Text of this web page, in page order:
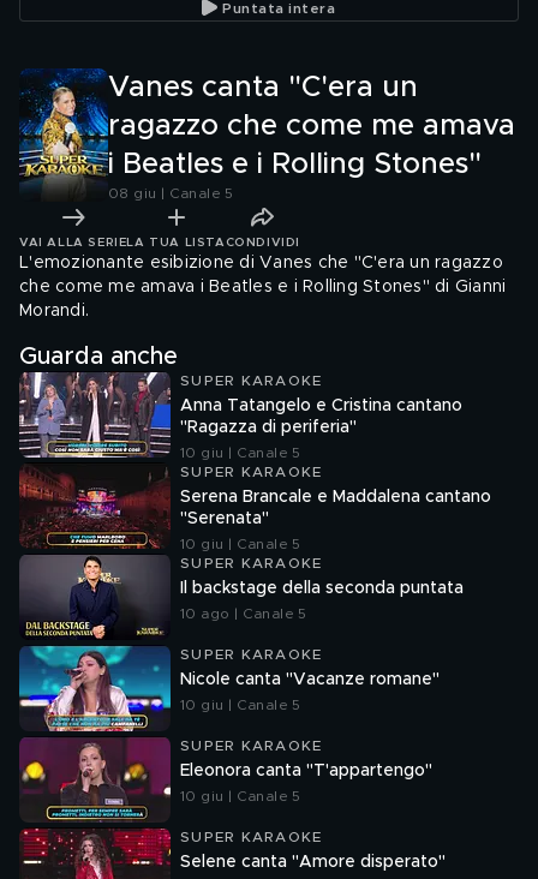
Puntata intera
Vanes canta "C'era un
ragazzo che come me amava
i Beatles e i Rolling Stones"
08 giu | Canale 5
VAI ALLA SERIE LA TUA LISTA CONDIVIDI
L'emozionante esibizione di Vanes che "C'era un ragazzo
che come me amava i Beatles e i Rolling Stones" di Gianni
Morandi.
Guarda anche
SUPER KARAOKE
Anna Tatangelo e Cristina cantano
"Ragazza di periferia"
10 giu | Canale 5
SUPER KARAOKE
Serena Brancale e Maddalena cantano
"Serenata"
10 giu | Canale 5
SUPER KARAOKE
Il backstage della seconda puntata
10 ago | Canale 5
SUPER KARAOKE
Nicole canta "Vacanze romane"
10 giu | Canale 5
SUPER KARAOKE
Eleonora canta "T'appartengo"
10 giu | Canale 5
SUPER KARAOKE
Selene canta "Amore disperato"